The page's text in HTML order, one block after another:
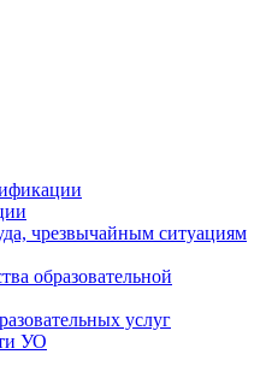
чрезвычайным ситуациям
образовательной
услуг
УО